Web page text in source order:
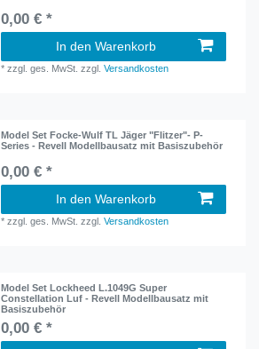
0,00 € *
In den Warenkorb
*zzgl. ges. MwSt. zzgl.Versandkosten
Model Set Focke-Wulf TL Jäger "Flitzer"​- P-
Series - Revell Modellbausatz mit Basiszubehör
0,00 € *
In den Warenkorb
*zzgl. ges. MwSt. zzgl.Versandkosten
Model Set Lockheed L.1049G Super
Constellation Luf - Revell Modellbausatz mit
Basiszubehör
0,00 € *